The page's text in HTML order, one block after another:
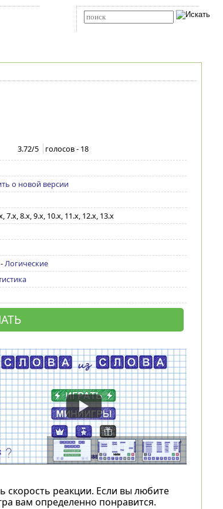
3.72/5 голосов - 18
о новой версии
7.x, 8.x, 9.x, 10.x, 11.x, 12.x, 13.x
Логические
скорость реакции. Если вы любите
вам определенно понравится.